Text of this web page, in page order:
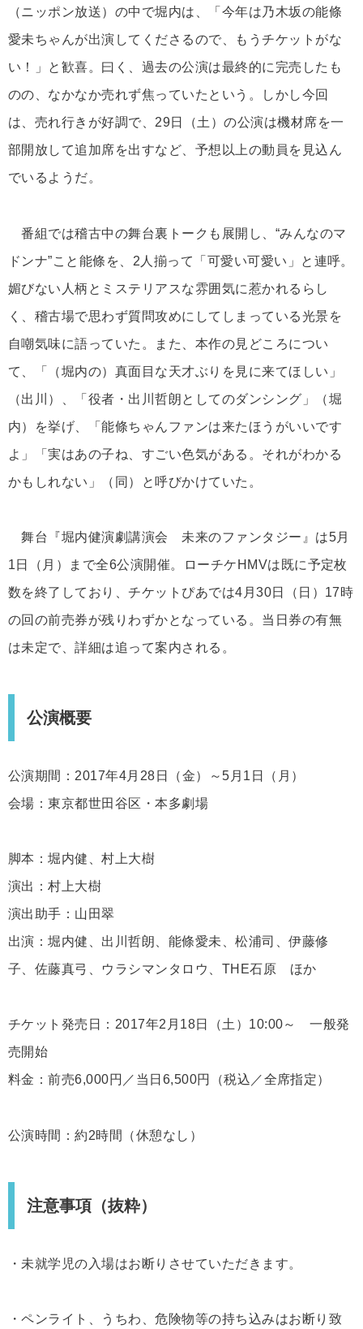
（ニッポン放送）の中で堀内は、「今年は乃木坂の能條
愛未ちゃんが出演してくださるので、もうチケットがな
い！」と歓喜。曰く、過去の公演は最終的に完売したも
のの、なかなか売れず焦っていたという。しかし今回
は、売れ行きが好調で、29日（土）の公演は機材席を一
部開放して追加席を出すなど、予想以上の動員を見込ん
でいるようだ。
番組では稽古中の舞台裏トークも展開し、“みんなのマ
ドンナ”こと能條を、2人揃って「可愛い可愛い」と連呼。
媚びない人柄とミステリアスな雰囲気に惹かれるらし
く、稽古場で思わず質問攻めにしてしまっている光景を
自嘲気味に語っていた。また、本作の見どころについ
て、「（堀内の）真面目な天才ぶりを見に来てほしい」
（出川）、「役者・出川哲朗としてのダンシング」（堀
内）を挙げ、「能條ちゃんファンは来たほうがいいです
よ」「実はあの子ね、すごい色気がある。それがわかる
かもしれない」（同）と呼びかけていた。
舞台『堀内健演劇講演会 未来のファンタジー』は5月
1日（月）まで全6公演開催。ローチケHMVは既に予定枚
数を終了しており、チケットぴあでは4月30日（日）17時
の回の前売券が残りわずかとなっている。当日券の有無
は未定で、詳細は追って案内される。
公演概要
公演期間：2017年4月28日（金）～5月1日（月）
会場：東京都世田谷区・本多劇場
脚本：堀内健、村上大樹
演出：村上大樹
演出助手：山田翠
出演：堀内健、出川哲朗、能條愛未、松浦司、伊藤修
子、佐藤真弓、ウラシマンタロウ、THE石原 ほか
チケット発売日：2017年2月18日（土）10:00～ 一般発
売開始
料金：前売6,000円／当日6,500円（税込／全席指定）
公演時間：約2時間（休憩なし）
注意事項（抜粋）
・未就学児の入場はお断りさせていただきます。
・ペンライト、うちわ、危険物等の持ち込みはお断り致